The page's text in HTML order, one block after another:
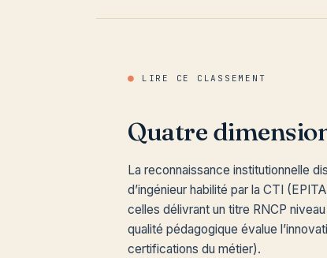
● LIRE CE CLASSEMENT
Quatre
La reconnaissance institutionnelle
d’ingénieur habilité par la CTI
celles délivrant un titre RNCP
qualité pédagogique évalue
certifications du métier).